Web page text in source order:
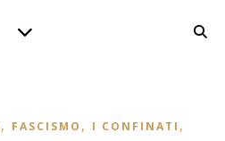
, FASCISMO , I CONFINATI ,